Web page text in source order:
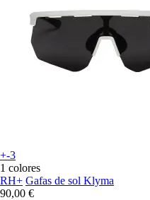
+-3
1 colores
RH+ Gafas de sol Klyma
90,00 €